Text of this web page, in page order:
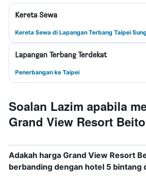
Kereta Sewa
Kereta Sewa di Lapangan Terbang Taipei
Lapangan Terbang Terdekat
Penerbangan ke Taipei
Soalan Lazim apabila
Grand View Resort
Adakah harga Grand View Resort
berbanding dengan hotel 5 bintang